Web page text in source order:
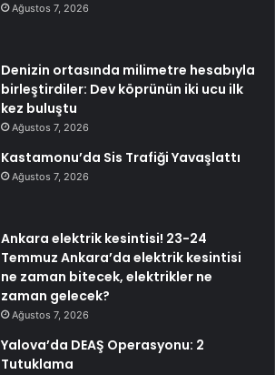
Ağustos 7, 2026
Denizin ortasında milimetre hesabıyla
birleştirdiler: Dev köprünün iki ucu ilk
kez buluştu
Ağustos 7, 2026
Kastamonu’da Sis Trafiği Yavaşlattı
Ağustos 7, 2026
Ankara elektrik kesintisi! 23-24
Temmuz Ankara’da elektrik kesintisi
ne zaman bitecek, elektrikler ne
zaman gelecek?
Ağustos 7, 2026
Yalova’da DEAŞ Operasyonu: 2
Tutuklama